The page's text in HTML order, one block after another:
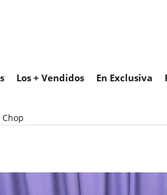
Los + Vendidos En Exclusiva